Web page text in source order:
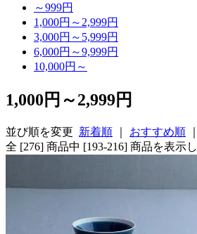
～999円
1,000円～2,999円
3,000円～5,999円
6,000円～9,999円
10,000円～
1,000円～2,999円
並び順を変更 新着順 おすすめ順
全 [276] 商品中 [193-216] 商品を表示